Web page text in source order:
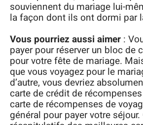
souviennent du mariage lui-
la façon dont ils ont dormi par
Vous pourriez aussi aimer :
payer pour réserver un bloc de
pour votre fête de mariage.
que vous voyagez pour le
d’autre, vous devriez
carte de crédit de
carte de récompenses de
général pour payer votre